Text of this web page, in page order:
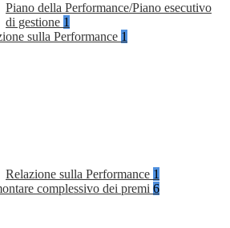
Piano della Performance/Piano esecutivo
di gestione 1
sulla Performance 1
Relazione sulla Performance 1
complessivo dei premi 6